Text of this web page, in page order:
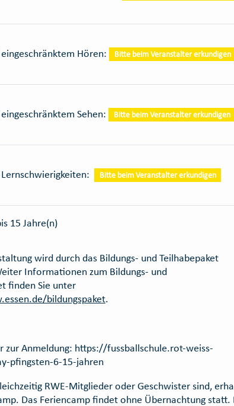
Hören: Bitte beim Veranstalter erkundigen
Sehen: Bitte beim Veranstalter erkundigen
Bitte beim Veranstalter erkundigen
15 Jahre(n)
wird durch das Bildungs- und Teilhabepaket
Informationen zum Bildungs- und
finden Sie unter
bildungspaket.
zur Anmeldung: https://fussballschule.rot-weiss-
pfingsten-6-15-jahren
RWE-Mitglieder oder Geschwister sind,
Das Feriencamp findet ohne Übernachtung statt.